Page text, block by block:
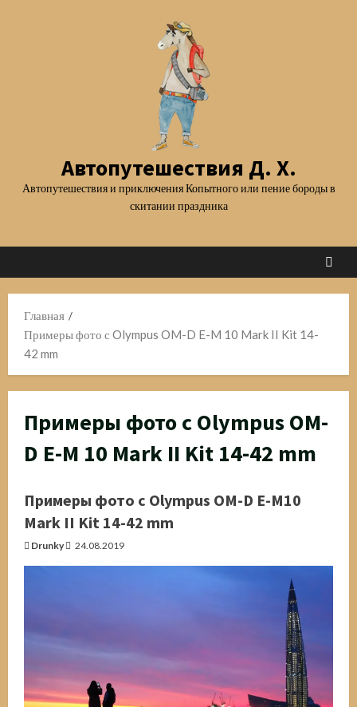
Автопутешествия Д. Х.
Автопутешествия и приключения Копытного или пение бороды в
скитании праздника
Главная
Примеры фото с Olympus OM-D E-M 10 Mark II Kit 14-
42 mm
Примеры фото с Olympus OM-
D E-M 10 Mark II Kit 14-42 mm
Примеры фото с Olympus OM-D E-M10
Mark II Kit 14-42 mm
Drunky 24.08.2019